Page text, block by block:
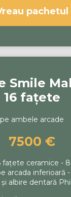
pachetul
Smile
16 fațete
pe ambele arcade
7500 €
fațete ceramice -
arcada inferioară
albire dentară